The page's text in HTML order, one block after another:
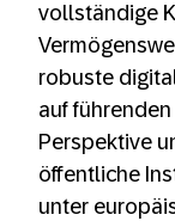
vollständige
robuste
auf
Perspektive
öffentliche
unter